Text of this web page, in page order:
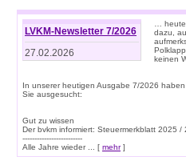
LVKM-Newsletter 7/2026
27.02.2026
…
dazu,
keinen
In unserer heutigen Ausgabe 7/2026
Sie ausgesucht:
Gut zu wissen
Der bvkm informiert: Steuermerkblatt 2025 /
-------------------------
Alle Jahre wieder ... [ mehr]